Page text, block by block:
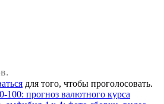
для того, чтобы проголосовать.
100: прогноз валютного курса